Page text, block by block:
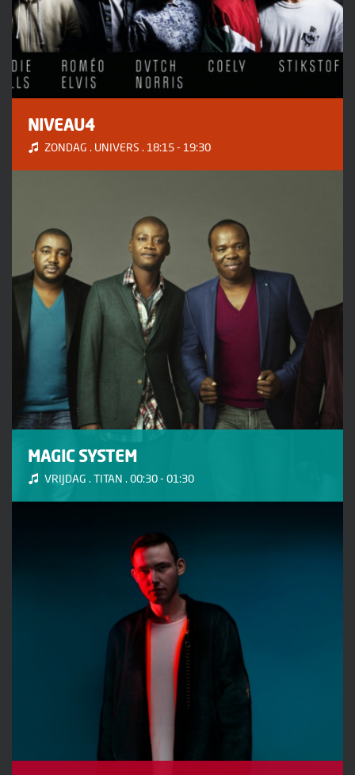
NIVEAU4
ZONDAG . UNIVERS . 18:15 - 19:30
MAGIC SYSTEM
VRIJDAG . TITAN . 00:30 - 01:30